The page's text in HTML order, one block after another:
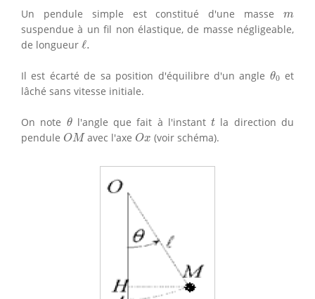
Un pendule simple est constitué d'une masse m
m
suspendue à un fil non élastique, de masse négligeable,
de longueur ℓ.
ℓ
Il est écarté de sa position d'équilibre d'un angle θ0
θ
et
lâché sans vitesse initiale.
On note θ
θl'angle que fait à l'instantt
t la direction du
pendule OM
OMavec l'axe Ox
Ox (voir schéma).